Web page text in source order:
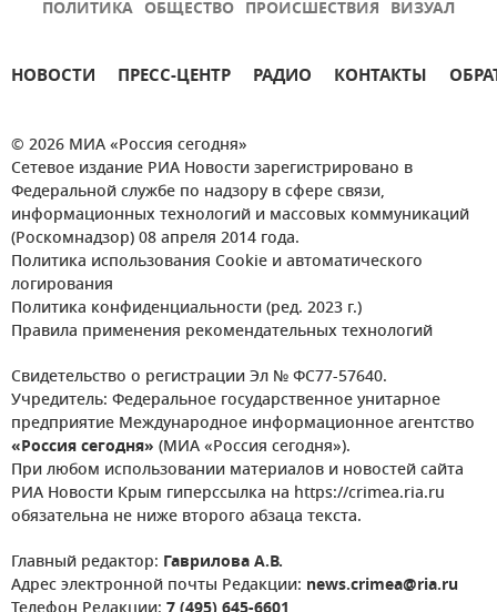
ПОЛИТИКА ОБЩЕСТВО ПРОИСШЕСТВИЯ ВИЗУАЛ
НОВОСТИ ПРЕСС-ЦЕНТР РАДИО КОНТАКТЫ
© 2026 МИА «Россия сегодня»
Сетевое издание РИА Новости зарегистрировано в
Федеральной службе по надзору в сфере связи,
информационных технологий и массовых коммуникаций
(Роскомнадзор) 08 апреля 2014 года.
Политика использования Cookie и автоматического
логирования
Политика конфиденциальности (ред. 2023 г.)
Правила применения рекомендательных технологий
Свидетельство о регистрации Эл № ФС77-57640.
Учредитель: Федеральное государственное унитарное
предприятие Международное информационное агентство
«Россия сегодня» (МИА «Россия сегодня»).
При любом использовании материалов и новостей сайта
РИА Новости Крым гиперссылка на https://crimea.ria.ru
обязательна не ниже второго абзаца текста.
Главный редактор: Гаврилова А.В.
Адрес электронной почты Редакции: news.crimea@ria.ru